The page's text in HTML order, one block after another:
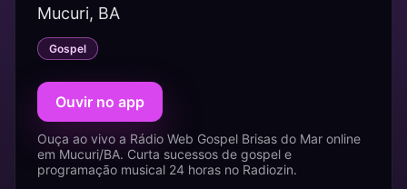
Mucuri, BA
Gospel
Ouvir no app
Ouça ao vivo a Rádio Web Gospel Brisas do Mar online
em Mucuri/BA. Curta sucessos de gospel e
programação musical 24 horas no Radiozin.